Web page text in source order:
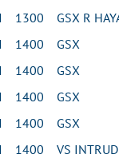
GSX R
1400 GSX
1400 GSX
1400 GSX
1400 GSX
1400 VS